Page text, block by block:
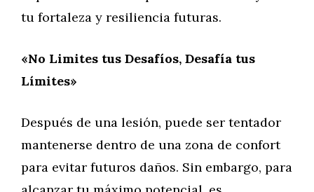
tu fortaleza y resiliencia futuras.
«No Limites tus Desafíos, Desafía tus
Límites»
Después de una lesión, puede ser tentador
mantenerse dentro de una zona de confort
para evitar futuros daños. Sin embargo, para